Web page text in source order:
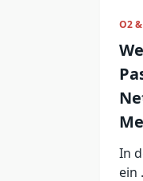
O2
In
ein